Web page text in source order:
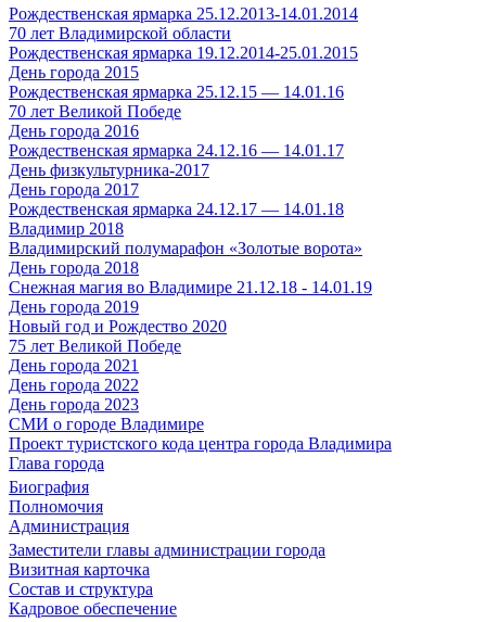
Рождественская ярмарка 25.12.2013-14.01.2014
70 лет Владимирской области
Рождественская ярмарка 19.12.2014-25.01.2015
День города 2015
Рождественская ярмарка 25.12.15 — 14.01.16
70 лет Великой Победе
День города 2016
Рождественская ярмарка 24.12.16 — 14.01.17
День физкультурника-2017
День города 2017
Рождественская ярмарка 24.12.17 — 14.01.18
Владимир 2018
Владимирский полумарафон «Золотые ворота»
День города 2018
Снежная магия во Владимире 21.12.18 - 14.01.19
День города 2019
Новый год и Рождество 2020
75 лет Великой Победе
День города 2021
День города 2022
День города 2023
СМИ о городе Владимире
Проект туристского кода центра города Владимира
Глава города
Биография
Полномочия
Администрация
Заместители главы администрации города
Визитная карточка
Состав и структура
Кадровое обеспечение